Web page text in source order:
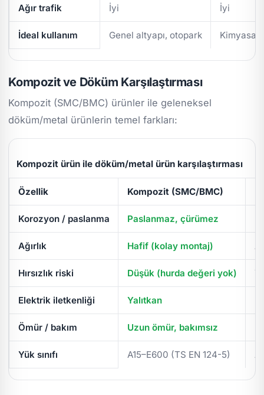
Ağır trafik İyi İyi
İdeal kullanım Genel altyapı, otopark
Kompozit ve Döküm Karşılaştırması
Kompozit (SMC/BMC) ürünler ile geleneksel
döküm/metal ürünlerin temel farkları:
Kompozit ürün ile döküm/metal ürün karşılaştırması
Özellik Kompozit (SMC/BMC)
Korozyon / paslanma Paslanmaz, çürümez
Ağırlık Hafif (kolay montaj)
Hırsızlık riski Düşük (hurda değeri yok)
Elektrik iletkenliği Yalıtkan
Ömür / bakım Uzun ömür, bakımsız
Yük sınıfı A15–E600 (TS EN 124-5)